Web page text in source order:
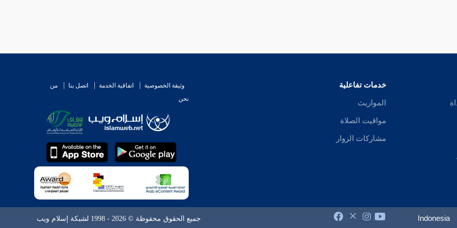
خدمات تفاعلية
المواريث
مواقيت الصلاة
مشاركات الزوار
وثيقة الخصوصية اتفاقية الخدمة اتصل بنا
من
نحن
Indonesia جميع الحقوق محفوظة © 2026 - 1998 لشبكة إسلام ويب